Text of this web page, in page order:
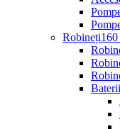
Robineți